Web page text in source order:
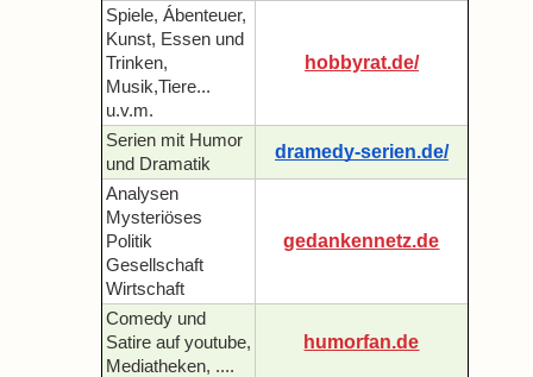
Spiele, Ábenteuer,
Kunst, Essen und
Trinken,
Musik,Tiere...
u.v.m.
hobbyrat.de/
Serien mit Humor
und Dramatik
dramedy-serien.de/
Analysen
Mysteriöses
Politik
Gesellschaft
Wirtschaft
gedankennetz.de
Comedy und
Satire auf youtube,
Mediatheken, ....
humorfan.de